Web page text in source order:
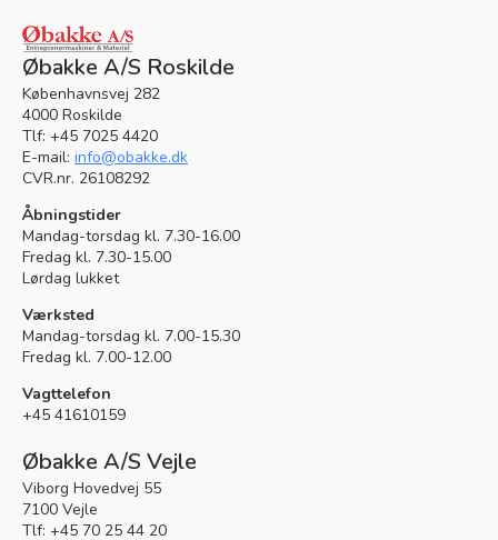
Øbakke A/S Roskilde
Københavnsvej 282
4000 Roskilde
Tlf: +45 7025 4420
E-mail: info@obakke.dk
CVR.nr. 26108292
Åbningstider
Mandag-torsdag kl. 7.30-16.00
Fredag kl. 7.30-15.00
Lørdag lukket
Værksted
Mandag-torsdag kl. 7.00-15.30
Fredag kl. 7.00-12.00
Vagttelefon
+45 41610159
Øbakke A/S Vejle
Viborg Hovedvej 55
7100 Vejle
Tlf: +45 70 25 44 20